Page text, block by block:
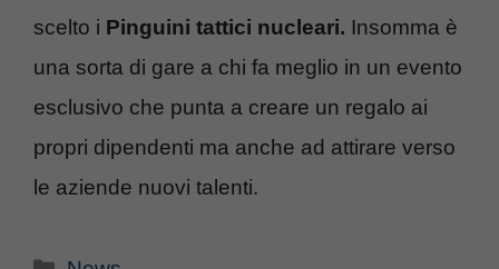
scelto i Pinguini tattici nucleari. Insomma è
una sorta di gare a chi fa meglio in un evento
esclusivo che punta a creare un regalo ai
propri dipendenti ma anche ad attirare verso
le aziende nuovi talenti.
Categorie